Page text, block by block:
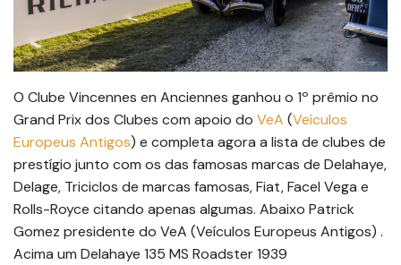
O Clube Vincennes en Anciennes ganhou o 1º prêmio no
Grand Prix dos Clubes com apoio do VeA (Veículos
Europeus Antigos) e completa agora a lista de clubes de
prestígio junto com os das famosas marcas de Delahaye,
Delage, Triciclos de marcas famosas, Fiat, Facel Vega e
Rolls-Royce citando apenas algumas. Abaixo Patrick
Gomez presidente do VeA (Veículos Europeus Antigos) .
Acima um Delahaye 135 MS Roadster 1939